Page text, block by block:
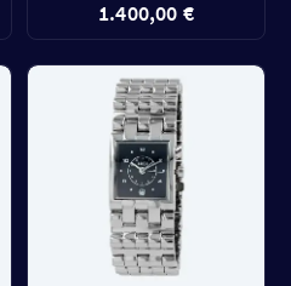
1.400,00 €